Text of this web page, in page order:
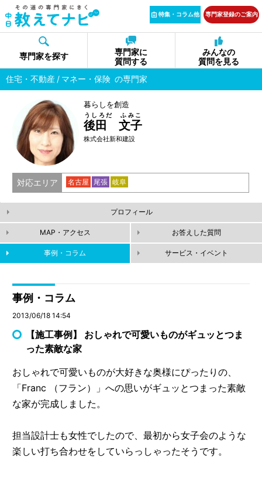
特集・コラム他 専門家登録のご案内
専門家を探す
専門家に
質問する
みんなの
質問を見る
住宅・不動産
マネー・保険 の専門家
暮らしを創造
後田 文子
うしろだ ふみこ
株式会社新和建設
対応エリア 名古屋 尾張 岐阜
プロフィール
MAP・アクセス お答えした質問
事例・コラム サービス・イベント
事例・コラム
2013/06/18 14:54
【施工事例】 おしゃれで可愛いものがギュッとつま
った素敵な家
おしゃれで可愛いものが大好きな奥様にぴったりの、
「Franc （フラン）」への思いがギュッとつまった素敵
な家が完成しました。
担当設計士も女性でしたので、最初から女子会のような
楽しい打ち合わせをしていらっしゃったそうです。